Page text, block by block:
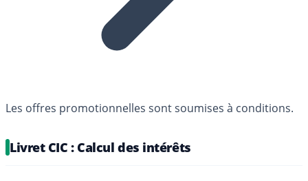
Les offres promotionnelles sont soumises à conditions.
Livret CIC : Calcul des intérêts